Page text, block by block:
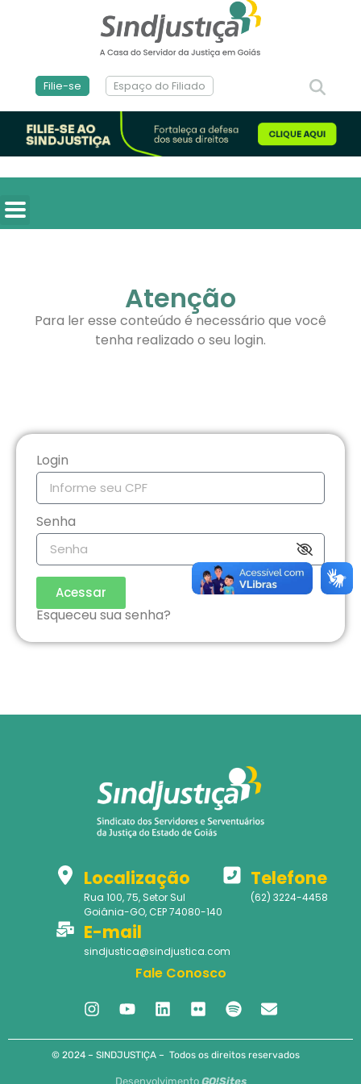
Filie-se Espaço do Filiado
Atenção
Para ler esse conteúdo é necessário que você
tenha realizado o seu login.
Login
Senha
Acessar
Esqueceu sua senha?
Localização
Rua 100, 75, Setor Sul
Goiânia-GO, CEP 74080-140
Telefone
(62) 3224-4458
E-mail
sindjustica@sindjustica.com
Fale Conosco
© 2024 – SINDJUSTIÇA – Todos os direitos reservados
Desenvolvimento GO!Sites